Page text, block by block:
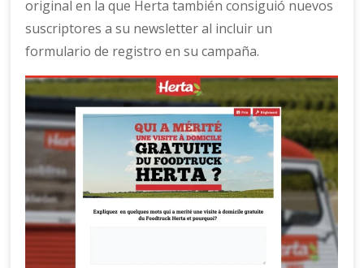
original en la que Herta también consiguió nuevos
suscriptores a su newsletter al incluir un
formulario de registro en su campaña.